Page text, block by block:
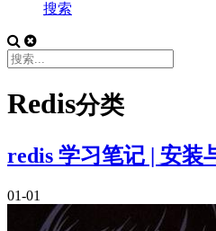
搜索
Redis分类
redis 学习笔记 | 安装
01-01